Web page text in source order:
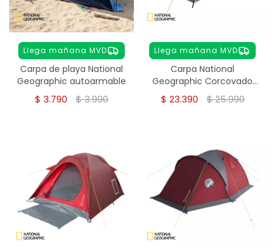
Llega mañana MVD
Carpa de playa National
Geographic autoarmable
$ 3.790 $3.990
Llega mañana MVD
Carpa National
Geographic Corcovado
8-10 personas
$ 23.390 $25.990